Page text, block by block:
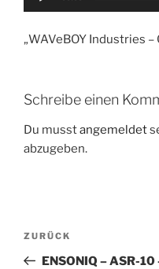
„WAVeBOY Industries –
Schreibe einen
Du musstangemeldet
abzugeben.
Beitragsnavigation
Vorheriger
Beitrag
ZURÜCK
ENSONIQ – ASR-10